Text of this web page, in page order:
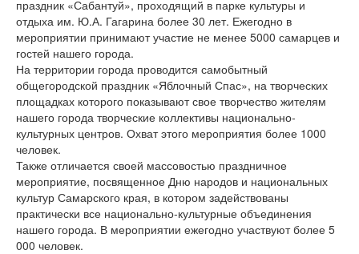
праздник «Сабантуй», проходящий в парке культуры и
отдыха им. Ю.А. Гагарина более 30 лет. Ежегодно в
мероприятии принимают участие не менее 5000 самарцев и
гостей нашего города.
На территории города проводится самобытный
общегородской праздник «Яблочный Спас», на творческих
площадках которого показывают свое творчество жителям
нашего города творческие коллективы национально-
культурных центров. Охват этого мероприятия более 1000
человек.
Также отличается своей массовостью праздничное
мероприятие, посвященное Дню народов и национальных
культур Самарского края, в котором задействованы
практически все национально-культурные объединения
нашего города. В мероприятии ежегодно участвуют более 5
000 человек.